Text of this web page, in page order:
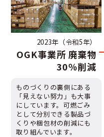
2023年（令和5年）
OGK事業所 廃棄物
30％削減
ものづくりの裏側にある
「見えない努力」も大事
にしています。可燃ごみ
として分別できる製品づ
くりや梱包材の削減にも
取り組んでいます。